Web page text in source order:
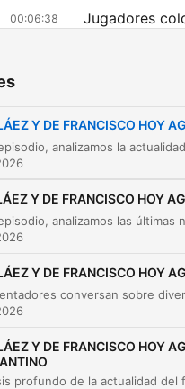
00:06:38 Jugadores
Colombia
00:21:05 Movimientos
00:27:17 Novedades y
00:33:56
00:38:16 Resultados de
00:39:04
Rumores de
00:40:38
Actualidad
Barranquilla
Y DE FRANCISCO HOY
Y DE FRANCISCO HOY
Y DE FRANCISCO HOY
Y DE FRANCISCO HOY